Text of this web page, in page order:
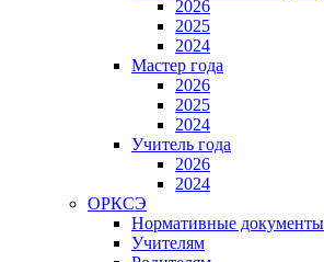
2026
2025
2024
Мастер года
2026
2025
2024
Учитель года
2026
2024
ОРКСЭ
Нормативные документы
Учителям